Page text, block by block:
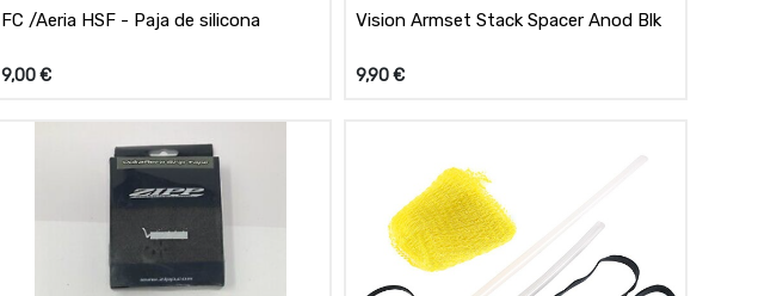
FC /Aeria HSF - Paja de silicona
9,00€
Vision Armset Stack Spacer Anod Blk
9,90€